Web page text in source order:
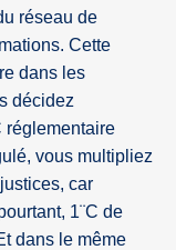
réseau de
Cette
dans les
décidez
réglementaire
vous multipliez
car
1¨C de
dans le même